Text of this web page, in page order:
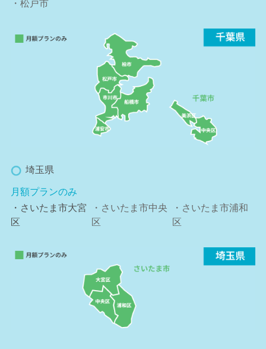
・松戸市
埼玉県
月額プランのみ
・さいたま市大宮
区
・さいたま市中央
区
・さいたま市浦和
区